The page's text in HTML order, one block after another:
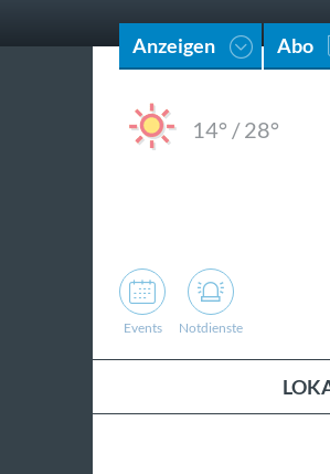
Anzeigen Abo
14° /28°
Events Notdienste